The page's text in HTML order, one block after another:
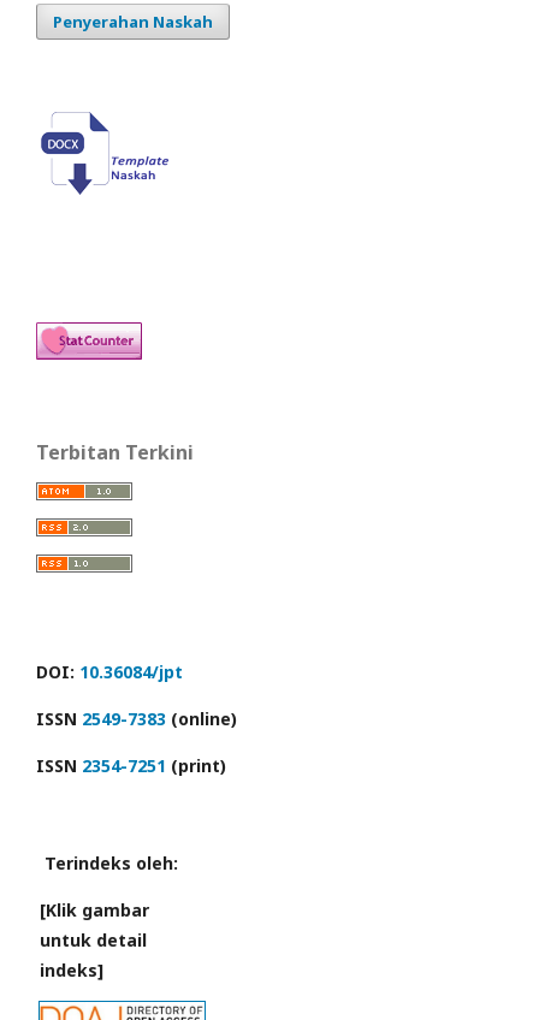
Penyerahan Naskah
Terbitan Terkini
DOI: 10.36084/jpt
ISSN 2549-7383 (online)
ISSN 2354-7251 (print)
Terindeks oleh:
[Klik gambar
untuk detail
indeks]